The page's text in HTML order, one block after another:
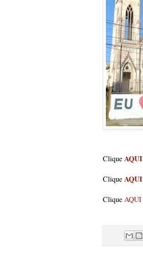
Clique AQUI
Clique AQUI
Clique AQUI